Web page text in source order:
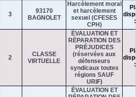
3
93170
BAGNOLET
Harcèlement moral
et harcèlement
sexuel (CFESES
CPH)
2
CLASSE
VIRTUELLE
ÉVALUATION ET
RÉPARATION DES
PRÉJUDICES
(réservées aux
défenseurs
syndicaux toutes
régions SAUF
URIF)
ÉVALUATION ET